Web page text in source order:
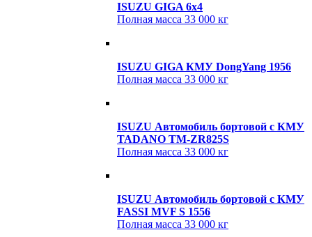
ISUZU GIGA 6x4
Полная масса 33 000 кг
ISUZU GIGA КМУ DongYang 1956
Полная масса 33 000 кг
ISUZU Автомобиль бортовой с КМУ
TADANO TM-ZR825S
Полная масса 33 000 кг
ISUZU Автомобиль бортовой с КМУ
FASSI MVF S 1556
Полная масса 33 000 кг